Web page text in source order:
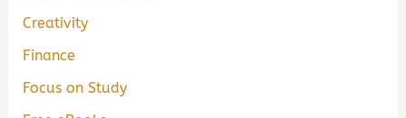
Creativity
Finance
Focus on Study